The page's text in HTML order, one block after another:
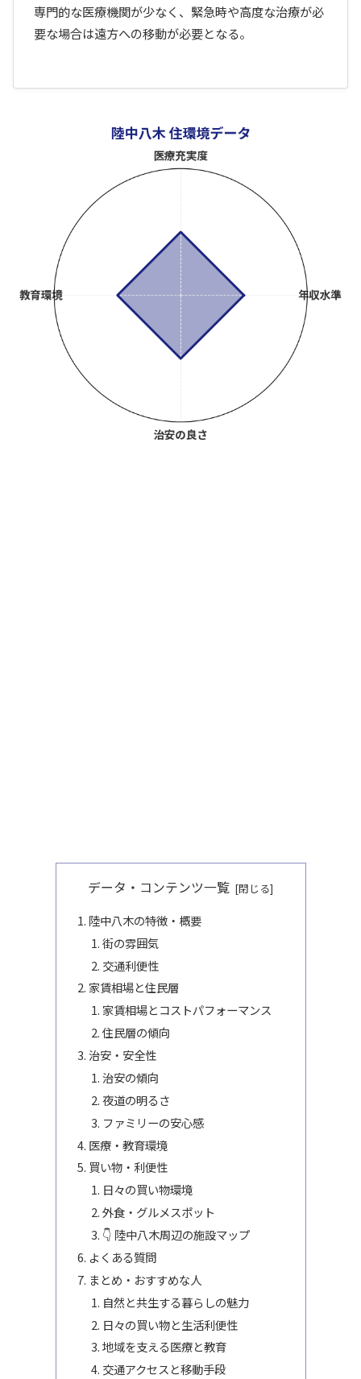
専門的な医療機関が少なく、緊急時や高度な治療が必
要な場合は遠方への移動が必要となる。
データ・コンテンツ一覧
陸中八木の特徴・概要
街の雰囲気
交通利便性
家賃相場と住民層
家賃相場とコストパフォーマンス
住民層の傾向
治安・安全性
治安の傾向
夜道の明るさ
ファミリーの安心感
医療・教育環境
買い物・利便性
日々の買い物環境
外食・グルメスポット
👇 陸中八木周辺の施設マップ
よくある質問
まとめ・おすすめな人
自然と共生する暮らしの魅力
日々の買い物と生活利便性
地域を支える医療と教育
交通アクセスと移動手段